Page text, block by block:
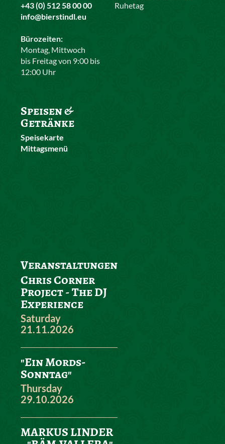
+43 (0) 512 58 00 00
info@bierstindl.eu
Bürozeiten:
Montag, Mittwoch
bis Freitag von 9:00 bis
12:00 Uhr
Ruhetag
Speisen &
Getränke
Speisekarte
Mittagsmenü
Veranstaltungen
Chris Corner
Project - The DJ
Experience
Saturday
21.11.2026
"Ein Mords-
Sonntag"
Thursday
29.10.2026
MARKUS LINDER